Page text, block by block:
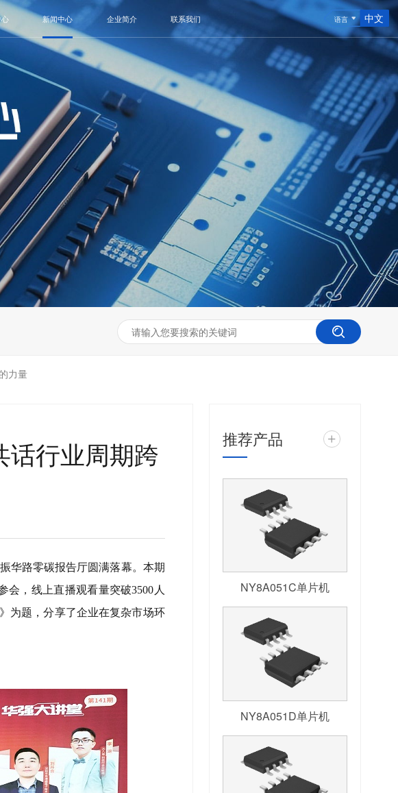
语言 中文
新闻中心 企业简介 联系我们
力量
话行业周期跨
华路零碳报告厅圆满落幕。本期
会，线上直播观看量突破3500人
为题，分享了企业在复杂市场环
推荐产品 +
NY8A051C单片机
NY8A051D单片机